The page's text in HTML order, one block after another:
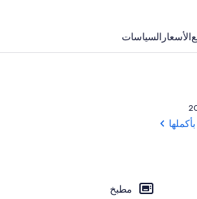
يتم تقديم الإفطار والغداء والعشاء
الأسعار السياسات
مطبخ